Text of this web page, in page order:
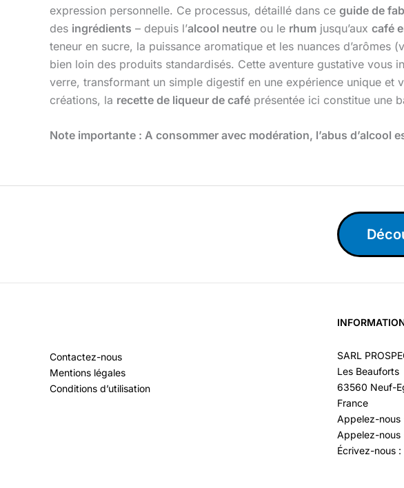
expression personnelle. Ce processus, détaillé dans ce guide de
des ingrédients – depuis l’alcool neutre ou le rhum jusqu’aux café
teneur en sucre, la puissance aromatique et les nuances
bien loin des produits standardisés. Cette aventure gustative vous
verre, transformant un simple digestif en une expérience unique et
créations, la recette de liqueur de café présentée ici constitue une
Note importante : A consommer avec modération, l’abus d’alcool
Contactez-nous
Mentions légales
Conditions d’utilisation
SARL
Les Beauforts
63560 Neuf-
France
Appelez-nous
Appelez-nous
Écrivez-nous